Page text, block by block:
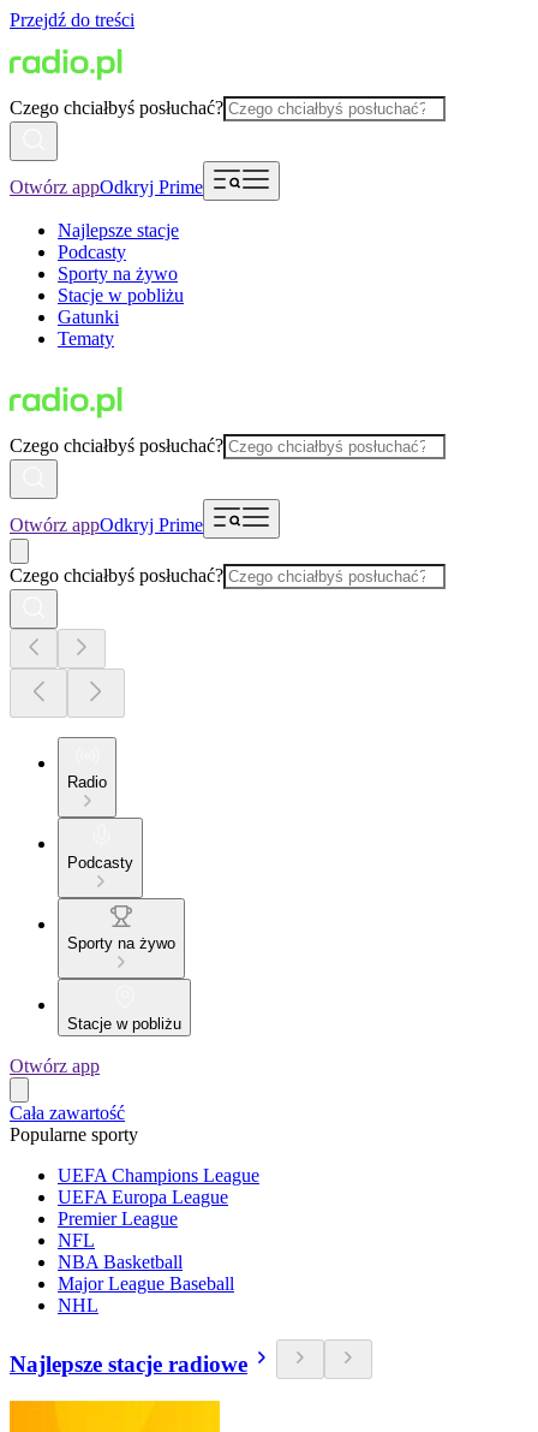
Przejdź do treści
Czego chciałbyś posłuchać?
Otwórz appOdkryj Prime
Najlepsze stacje
Podcasty
Sporty na żywo
Stacje w pobliżu
Gatunki
Tematy
Czego chciałbyś posłuchać?
Otwórz appOdkryj Prime
Czego chciałbyś posłuchać?
Radio
Podcasty
Sporty na żywo
Stacje w pobliżu
Otwórz app
Cała zawartość
Popularne sporty
UEFA Champions League
UEFA Europa League
Premier League
NFL
NBA Basketball
Major League Baseball
NHL
Najlepsze stacje radiowe